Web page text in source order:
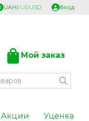
UAHEURUSD Вход
Мой заказ
Акции Уценка